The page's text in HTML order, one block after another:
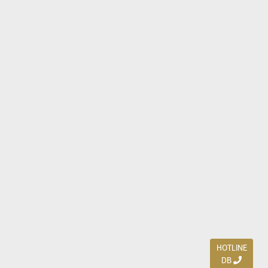
HOTLINE
DB